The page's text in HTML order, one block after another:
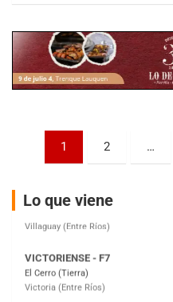
Paginación
entradas
1 2 …
Lo que viene
Baradero (Buenos Aires)
KDO - F6
Ciudad de Trenque Lauquen (Asfalto)
Trenque Lauquen (Buenos Aires)
Villaguay (Entre Ríos)
El Cerro (Tierra)
Moto Club Reginense (Tierra)
Gral. E. Godoy (Río Negro)